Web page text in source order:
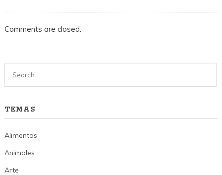
Comments are closed.
TEMAS
Alimentos
Animales
Arte